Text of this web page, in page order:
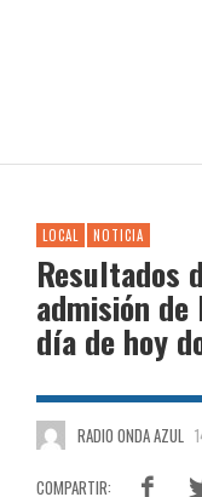
LOCAL NOTICIA
Resultados
admisión
día de hoy
RADIO ONDA AZUL